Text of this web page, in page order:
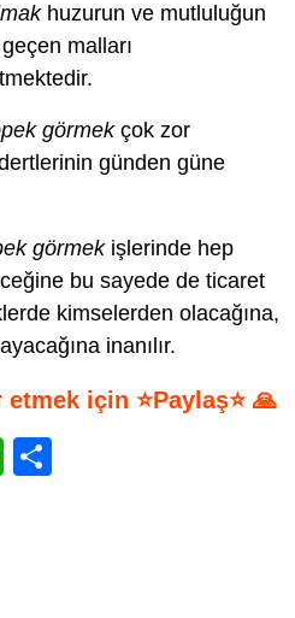
huzurun ve mutluluğun
malları
görmekçok zor
günden güne
görmekişlerinde hep
bu sayede de ticaret
kimselerden olacağına,
inanılır.
için ⭐Paylaş⭐ 🙏
W